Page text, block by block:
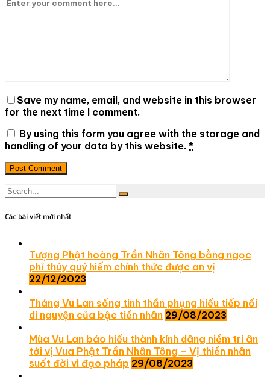
Save my name, email, and website in this browser
for the next time I comment.
By using this form you agree with the storage and
handling of your data by this website. *
Post Comment
Các bài viết mới nhất
Tượng Phật hoàng Trần Nhân Tông bằng ngọc
phỉ thúy quý hiếm chính thức được an vị
22/12/2023
Tháng Vu Lan sống tinh thần phụng hiếu tiếp nối
di nguyện của bậc tiền nhân 29/08/2023
Mùa Vu Lan báo hiếu thành kính dâng niềm tri ân
tới vị Vua Phật Trần Nhân Tông – Vị thiền nhân
suốt đời vì đạo pháp 29/08/2023